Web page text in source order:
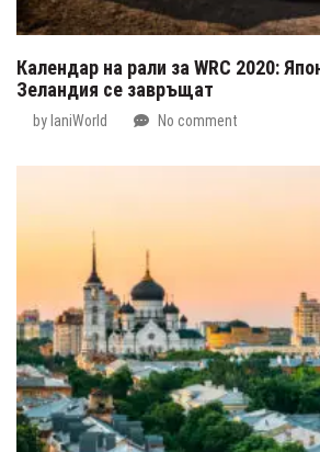
Календар на рали за WRC 2020:
Зеландия се завръщат
byIaniWorld No comment